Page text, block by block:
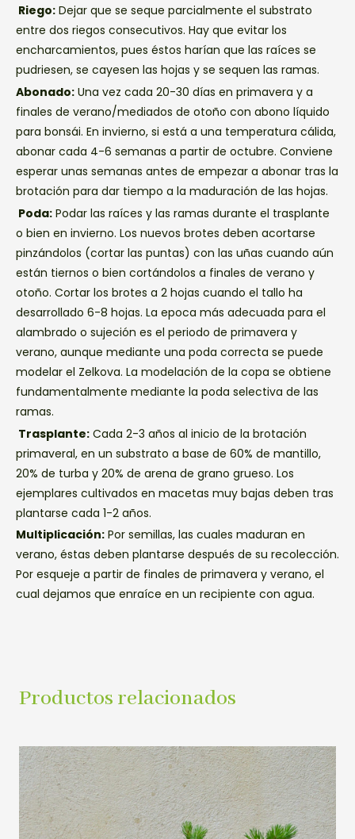
Riego: Dejar que se seque parcialmente el substrato
entre dos riegos consecutivos. Hay que evitar los
encharcamientos, pues éstos harían que las raíces se
pudriesen, se cayesen las hojas y se sequen las ramas.
Abonado: Una vez cada 20-30 días en primavera y a
finales de verano/mediados de otoño con abono líquido
para bonsái. En invierno, si está a una temperatura cálida,
abonar cada 4-6 semanas a partir de octubre. Conviene
esperar unas semanas antes de empezar a abonar tras la
brotación para dar tiempo a la maduración de las hojas.
Poda: Podar las raíces y las ramas durante el trasplante
o bien en invierno. Los nuevos brotes deben acortarse
pinzándolos (cortar las puntas) con las uñas cuando aún
están tiernos o bien cortándolos a finales de verano y
otoño. Cortar los brotes a 2 hojas cuando el tallo ha
desarrollado 6-8 hojas. La epoca más adecuada para el
alambrado o sujeción es el periodo de primavera y
verano, aunque mediante una poda correcta se puede
modelar el Zelkova. La modelación de la copa se obtiene
fundamentalmente mediante la poda selectiva de las
ramas.
Trasplante: Cada 2-3 años al inicio de la brotación
primaveral, en un substrato a base de 60% de mantillo,
20% de turba y 20% de arena de grano grueso. Los
ejemplares cultivados en macetas muy bajas deben tras
plantarse cada 1-2 años.
Multiplicación: Por semillas, las cuales maduran en
verano, éstas deben plantarse después de su recolección.
Por esqueje a partir de finales de primavera y verano, el
cual dejamos que enraíce en un recipiente con agua.
Productos relacionados